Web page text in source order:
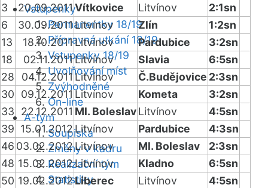
Vstupenky
Permanentky 18/19
Přípravná utkání 18/19
Vstupenky 18/19
Uvolňování míst
Zvýhodněné
On-line
A-tým
Soupiska
Změny v kádru
Realizační tým
Statistiky
3 20.09.2011Vítkovice Litvínov
2:1sn
6
30.09.2011Litvínov Zlín
1:2sn
13
18.10.2011Litvínov Pardubice
3:2sn
18
02.11.2011Litvínov Slavia
6:5sn
28
04.12.2011Litvínov Č.Budějovice 2:3sn
30
09.12.2011 Litvínov Kometa
3:2sn
33
22.12.2011 Ml. BoleslavLitvínov
4:5sn
39 15.01.2012Litvínov Pardubice
4:3sn
46 03.02.2012Litvínov Ml. Boleslav
2:3sn
48 15.02.2012Litvínov Kladno
6:5sn
50 19.02.2012Liberec Litvínov 4:5sn